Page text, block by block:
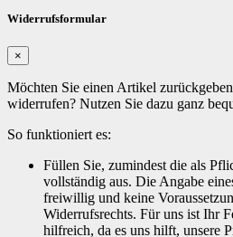
Widerrufsformular
×
Möchten Sie einen Artikel
widerrufen? Nutzen Sie dazu ganz
So funktioniert es:
Füllen Sie, zumindest die als
vollständig aus. Die Angabe
freiwillig und keine
Widerrufsrechts. Für uns ist Ihr
hilfreich, da es uns hilft, unsere